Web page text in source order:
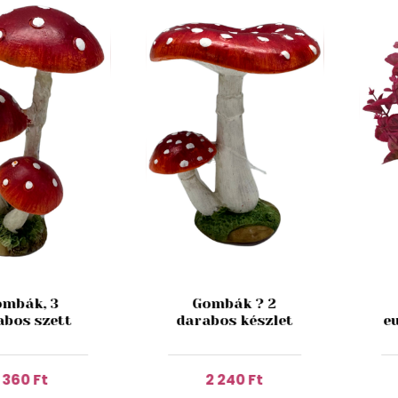
3
szett
360 Ft
Gombák ? 2
darabos készlet
2 240 Ft